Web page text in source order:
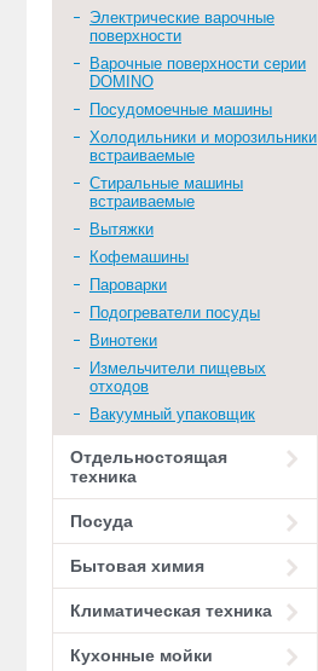
Электрические варочные
поверхности
Варочные поверхности серии
DOMINO
Посудомоечные машины
Холодильники и морозильники
встраиваемые
Стиральные машины
встраиваемые
Вытяжки
Кофемашины
Пароварки
Подогреватели посуды
Винотеки
Измельчители пищевых
отходов
Вакуумный упаковщик
Отдельностоящая
техника
Посуда
Бытовая химия
Климатическая техника
Кухонные мойки